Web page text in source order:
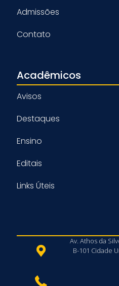
Admissões
Contato
Acadêmicos
Avisos
Destaques
Ensino
Editais
Links Úteis
Av. Athos da
B-101 Cidade